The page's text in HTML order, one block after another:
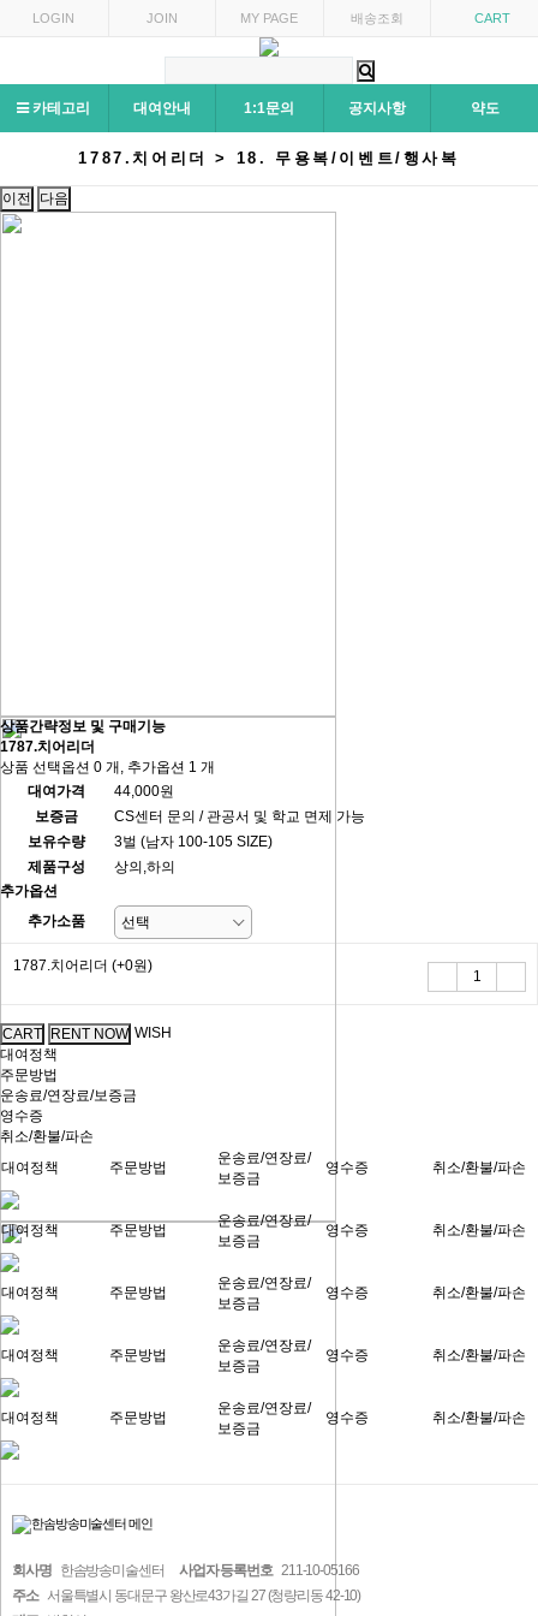
LOGIN JOIN MY PAGE 배송조회 CART
카테고리 대여안내 1:1문의 공지사항 약도
1787.치어리더 > 18. 무용복/이벤트/행사복
이전 다음
상품간략정보 및 구매기능
1787.치어리더
상품 선택옵션 0 개, 추가옵션 1 개
대여가격
44,000원
보증금
CS센터 문의 / 관공서 및 학교 면제 가능
보유수량
3벌 (남자 100-105 SIZE)
제품구성
상의,하의
추가옵션
추가소품
1787.치어리더 (+0원)
WISH
대여정책
주문방법
운송료/연장료/보증금
영수증
취소/환불/파손
대여정책
주문방법
운송료/연장료/
보증금
영수증 취소/환불/파손
대여정책 주문방법
운송료/연장료/
보증금
영수증 취소/환불/파손
대여정책 주문방법
운송료/연장료/
보증금
영수증 취소/환불/파손
대여정책 주문방법
운송료/연장료/
보증금
영수증 취소/환불/파손
대여정책 주문방법
운송료/연장료/
보증금
영수증 취소/환불/파손
회사명 한솜방송미술센터 사업자 등록번호 211-10-05166
주소 서울특별시 동대문구 왕산로43가길 27 (청량리동 42-10)